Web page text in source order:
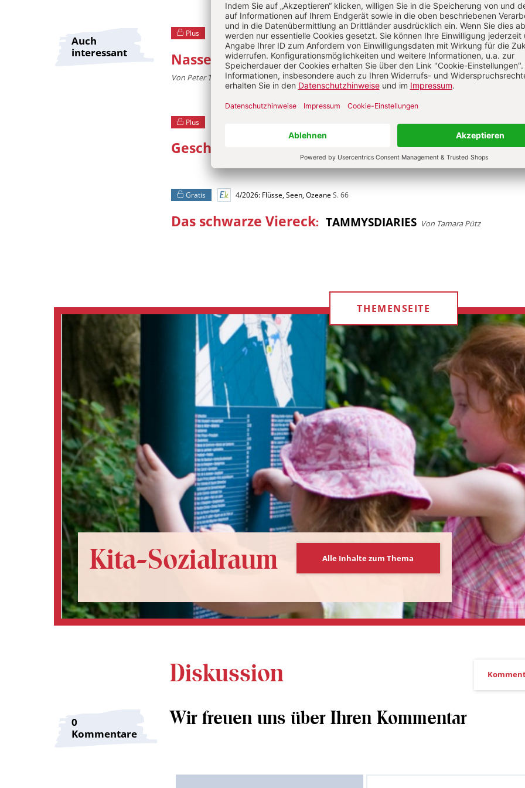
Auch
interessant
Plus 4/2026: Flüsse, Seen, OzeaneS. 16-17 Natur und Umwelt
Nasses Zuhause:PFLANZEN UND TIERE IM UND AM WASSER
Von Peter Treitz
Plus Natur und Umwelt
Geschärfter Blick EINE WASSERLUPE GESTALTEN Von Betty Scheid
Gratis 4/2026: Flüsse, Seen, OzeaneS. 66
Das schwarze Viereck: TAMMYSDIARIES Von Tamara Pütz
THEMENSEITE
Kita-Sozialraum Alle Inhalte zum Thema
Diskussion
0
Kommentare
Wir freuen uns über Ihren Kommentar